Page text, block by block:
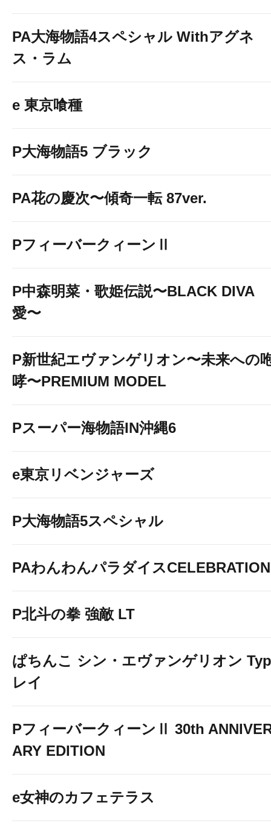
PA大海物語4スペシャル Withアグネ
ス・ラム
e 東京喰種
P大海物語5 ブラック
PA花の慶次〜傾奇一転 87ver.
PフィーバークィーンⅡ
P中森明菜・歌姫伝説〜BLACK DIVA
愛〜
P新世紀エヴァンゲリオン〜未来への
哮〜PREMIUM MODEL
Pスーパー海物語IN沖縄6
e東京リベンジャーズ
P大海物語5スペシャル
PAわんわんパラダイスCELEBRATION
P北斗の拳 強敵 LT
ぱちんこ シン・エヴァンゲリオン
レイ
PフィーバークィーンⅡ 30th
ARY EDITION
e女神のカフェテラス